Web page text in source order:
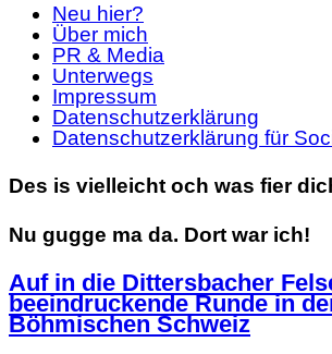
Neu hier?
Über mich
PR & Media
Unterwegs
Impressum
Datenschutzerklärung
Datenschutzerklärung für
Des is vielleicht och was fier
Nu gugge ma da. Dort war ich!
Auf in die Dittersbacher
beeindruckende Runde in
Böhmischen Schweiz